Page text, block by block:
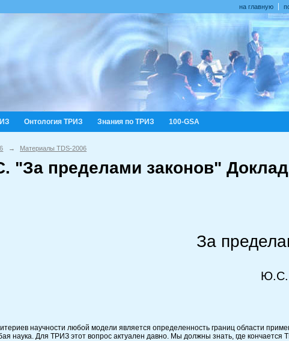
на главную
Онтология ТРИЗ Знания по ТРИЗ 100-GSA
→ Материалы TDS-2006
"За пределами законов" Доклад
За
Ю.С.
научности любой модели является определенность границ области
наука. Для ТРИЗ этот вопрос актуален давно. Мы должны знать, где кончается